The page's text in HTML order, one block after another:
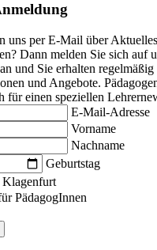
uns per E-Mail über
Dann melden Sie sich auf
und Sie erhalten
und Angebote.
für einen speziellen
E-Mail-Adresse
Vorname
Nachname
Geburtstag
Klagenfurt
PädagogInnen